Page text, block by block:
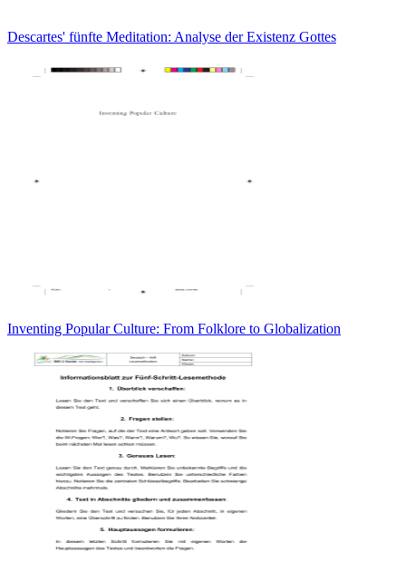
Descartes' fünfte Meditation: Analyse der Existenz Gottes
Inventing Popular Culture: From Folklore to Globalization